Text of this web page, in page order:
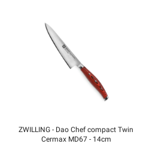
ZWILLING - Dao Chef compact Twin
Cermax MD67 - 14cm